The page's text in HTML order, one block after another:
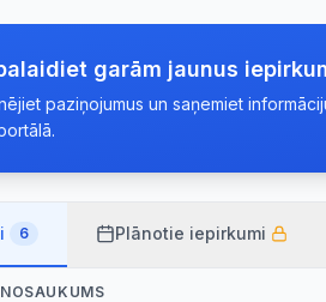
garām jaunus
paziņojumus un saņemiet
6 Plānotie iepirkumi